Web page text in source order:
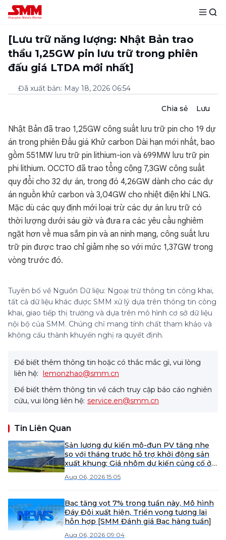
[Lưu trữ năng lượng: Nhật Bản trao
thầu 1,25GW pin lưu trữ trong phiên
đấu giá LTDA mới nhất]
Đã xuất bản: May 18, 2026 06:54
Chia sẻ Lưu
Nhật Bản đã trao 1,25GW công suất lưu trữ pin cho 19 dự
án trong phiên Đấu giá Khử carbon Dài hạn mới nhất, bao
gồm 551MW lưu trữ pin lithium-ion và 699MW lưu trữ pin
phi lithium. OCCTO đã trao tổng cộng 7,3GW công suất
quy đổi cho 32 dự án, trong đó 4,26GW dành cho các dự
án nguồn khử carbon và 3,04GW cho nhiệt điện khí LNG.
Mặc dù các quy định mới loại trừ các dự án lưu trữ có
thời lượng dưới sáu giờ và đưa ra các yêu cầu nghiêm
ngặt hơn về mua sắm pin và an ninh mạng, công suất lưu
trữ pin được trao chỉ giảm nhẹ so với mức 1,37GW trong
vòng trước đó.
Tuyên bố về Nguồn Dữ liệu: Ngoại trừ thông tin công khai,
tất cả dữ liệu khác được SMM xử lý dựa trên thông tin công
khai, giao tiếp thị trường và dựa trên mô hình cơ sở dữ liệu
nội bộ của SMM. Chúng chỉ mang tính chất tham khảo và
không cấu thành khuyến nghị ra quyết định.
Để biết thêm thông tin hoặc có thắc mắc gì, vui lòng
liên hệ: lemonzhao@smm.cn
Để biết thêm thông tin về cách truy cập báo cáo nghiên
cứu, vui lòng liên hệ: service.en@smm.cn
Tin Liên Quan
Sản lượng dự kiến mô-đun PV tăng nhẹ
so với tháng trước hỗ trợ khởi động sản
xuất khung; Giá nhôm dự kiến củng cố ở
co vĩ mô cơ bản giữa phe mua và phe bán
[SMM Analysis]
Aug 06, 2026 15:05
Bạc tăng vọt 7% trong tuần này, Mô hình
Đáy Đôi xuất hiện, Triển vọng tương lai
hỗn hợp [SMM Đánh giá Bạc hàng tuần]
Aug 06, 2026 09:04